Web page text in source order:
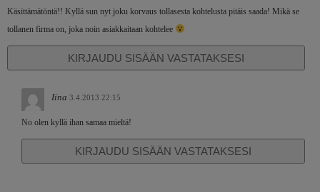
Käsittämätöntä!! Kyllä sun nyt joku korvaus tollasesta kohtelusta pitäis saada! Mikä se
tollanen firma on, joka noin asiakkaitaan kohtelee
KIRJAUDU SISÄÄN VASTATAKSESI
Iina 3.4.2013 22:15
No olen kyllä ihan samaa mieltä!
KIRJAUDU SISÄÄN VASTATAKSESI